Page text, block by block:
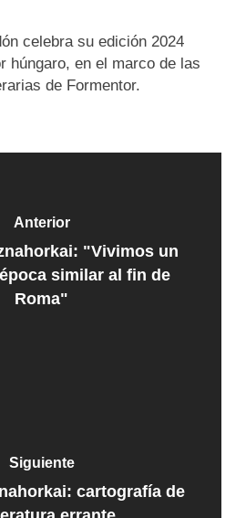
celebra su edición 2024
húngaro, en el marco de las
de Formentor.
Anterior
"Vivimos un
similar al fin de
Roma"
Siguiente
cartografía de